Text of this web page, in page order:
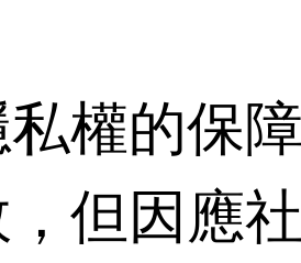
權的保
但因應